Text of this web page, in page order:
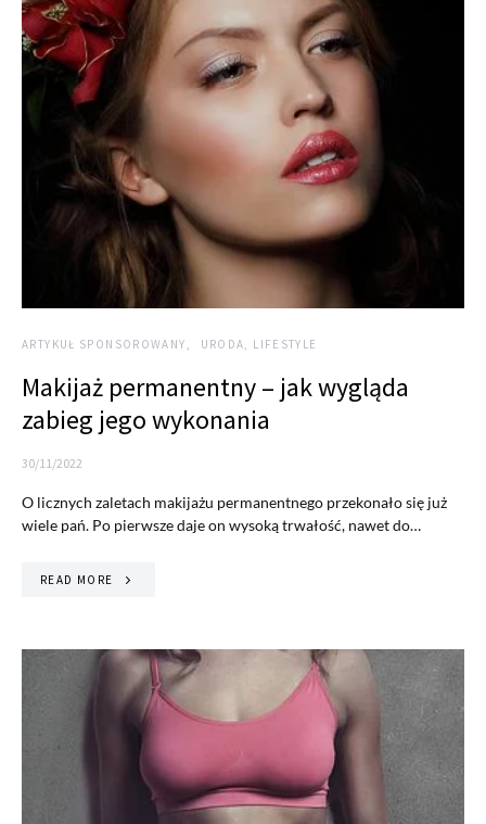
ARTYKUŁ SPONSOROWANY URODA, LIFESTYLE
Makijaż permanentny – jak wygląda
zabieg jego wykonania
30/11/2022
O licznych zaletach makijażu permanentnego przekonało się już
wiele pań. Po pierwsze daje on wysoką trwałość, nawet do…
READ MORE